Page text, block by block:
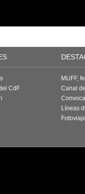
CdF
MUFF,
Canal
Líneas